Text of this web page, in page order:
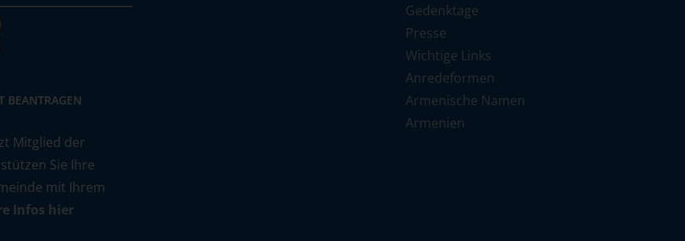
BEANTRAGEN
Mitglied der
Sie Ihre
mit Ihrem
Infos hier
Gedenktage
Presse
Wichtige Links
Anredeformen
Armenische Namen
Armenien